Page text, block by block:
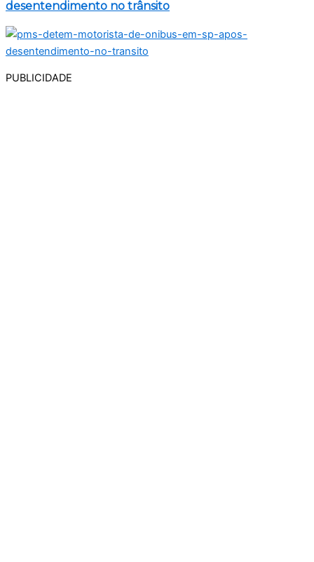
desentendimento no trânsito
PUBLICIDADE